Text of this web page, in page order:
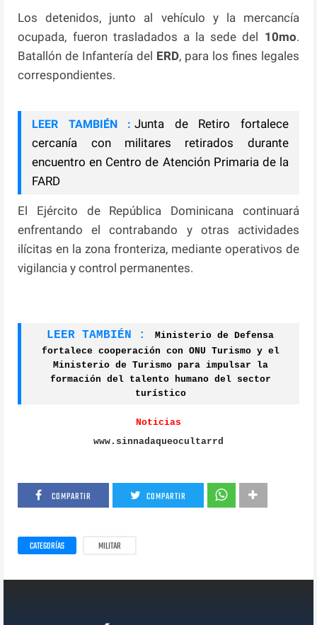
Los detenidos, junto al vehículo y la mercancía
ocupada, fueron trasladados a la sede del 10mo.
Batallón de Infantería del ERD, para los fines legales
correspondientes.
LEER TAMBIÉN : Junta de Retiro fortalece
cercanía con militares retirados durante
encuentro en Centro de Atención Primaria de la
FARD
El Ejército de República Dominicana continuará
enfrentando el contrabando y otras actividades
ilícitas en la zona fronteriza, mediante operativos de
vigilancia y control permanentes.
LEER TAMBIÉN :
Ministerio de Defensa
fortalece cooperación con ONU Turismo y el
Ministerio de Turismo para impulsar la
formación del talento humano del sector
turístico
Noticias
www.sinnadaqueocultarrd
COMPARTIR COMPARTIR
CATEGORÍAS MILITAR